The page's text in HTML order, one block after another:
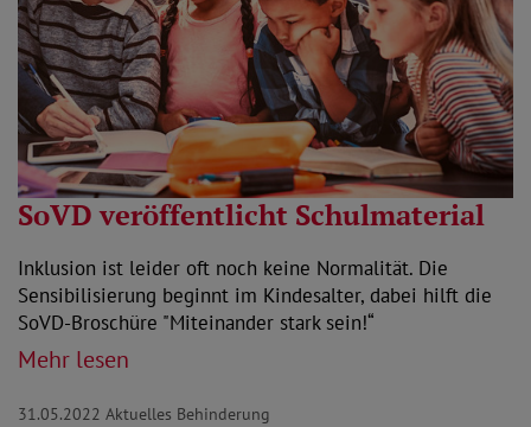
SoVD veröffentlicht Schulmaterial
Inklusion ist leider oft noch keine Normalität. Die
Sensibilisierung beginnt im Kindesalter, dabei hilft die
SoVD-Broschüre "Miteinander stark sein!“
Mehr lesen
31.05.2022 Aktuelles Behinderung